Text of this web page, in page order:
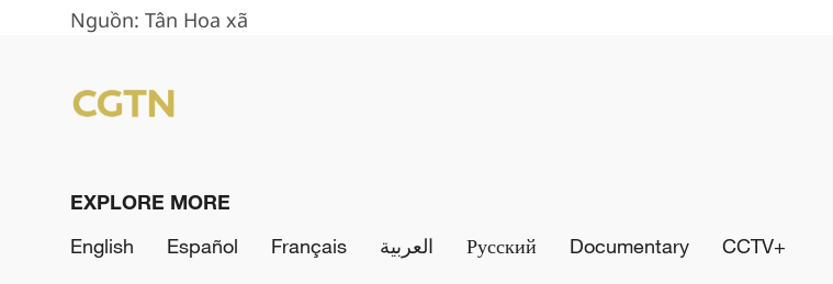
Video
Nguồn: Tân Hoa xã
EXPLORE MORE
English
Español Français العربية Русский Documentary CCTV+